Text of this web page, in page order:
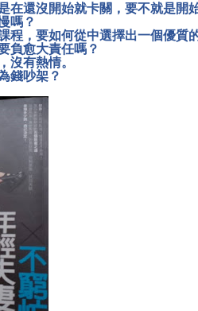
在還沒開始就卡關，要不就是開
嗎？
程，要如何從中選擇出一個優質
負愈大責任嗎？
沒有熱情。
錢吵架？